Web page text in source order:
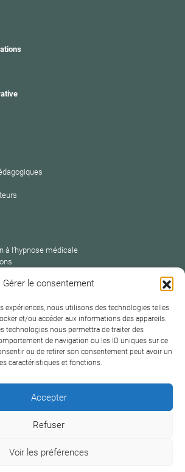
Gérer le consentement
expériences, nous utilisons des technologies telles
et/ou accéder aux informations des appareils.
technologies nous permettra de traiter des
de navigation ou les ID uniques sur ce
ou de retirer son consentement peut avoir un
caractéristiques et fonctions.
Accepter
Refuser
Voir les préférences
à l’hypnose médicale
de
Plan
du site
Contact
Protection
des données
basque © 2026
MISE À JOUR :